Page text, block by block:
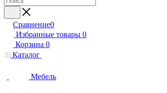
Сравнение0
Избранные товары 0
Корзина 0
Каталог
Мебель